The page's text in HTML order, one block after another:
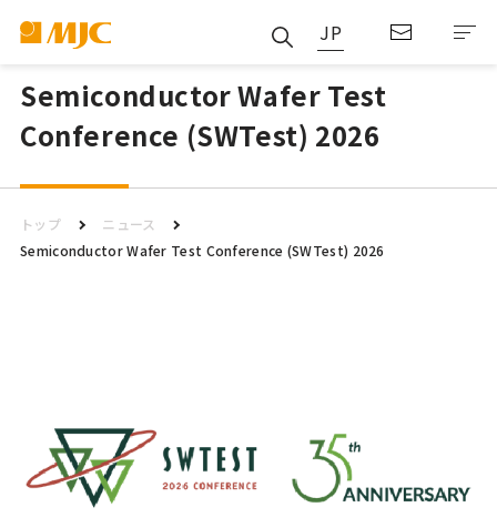
JP
Semiconductor Wafer Test
Conference (SWTest) 2026
トップ
ニュース
Semiconductor Wafer Test Conference (SWTest) 2026